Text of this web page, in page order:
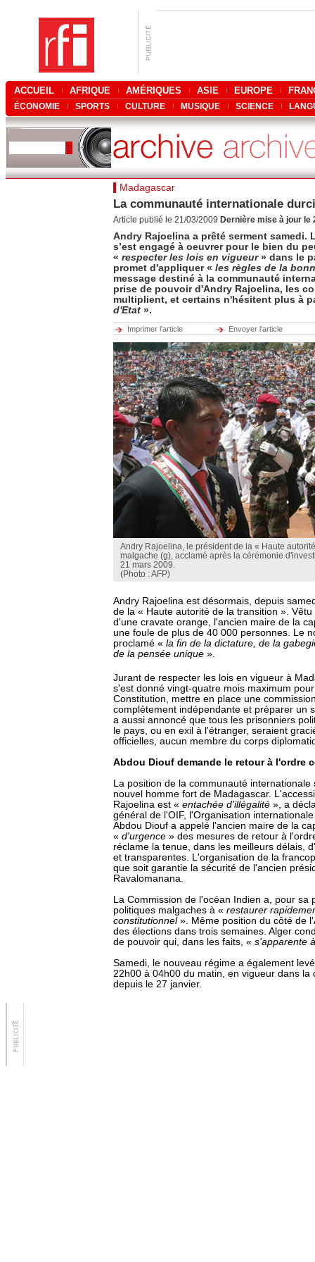
ACCUEIL AFRIQUE AMÉRIQUES ASIE EUROPE
ÉCONOMIE SPORTS CULTURE MUSIQUE SCIENCE
Madagascar
La communauté internationale
Article publié le 21/03/2009 Dernière mise à jour le
Andry Rajoelina a prêté serment samedi.
s’est engagé à oeuvrer pour le bien du
« respecter les lois en vigueur » dans le
promet d'appliquer « les règles de la
message destiné à la communauté
prise de pouvoir d'Andry Rajoelina, les
multiplient, et certains n'hésitent plus à
d'Etat ».
Imprimer l'article Envoyer l'article
Andry Rajoelina, le président de la « Haute
malgache (g), acclamé après la cérémonie
21 mars 2009.
(Photo : AFP)
Andry Rajoelina est désormais, depuis
de la « Haute autorité de la transition ».
d'une cravate orange, l'ancien maire de la
une foule de plus de 40 000 personnes. Le
proclamé « la fin de la dictature, de la
de la pensée unique ».
Jurant de respecter les lois en vigueur à
s'est donné vingt-quatre mois maximum
Constitution, mettre en place une
complètement indépendante et préparer un
a aussi annoncé que tous les prisonniers
le pays, ou en exil à l'étranger, seraient
officielles, aucun membre du corps
Abdou Diouf demande le retour à l'ordre
La position de la communauté internationale
nouvel homme fort de Madagascar.
Rajoelina est « entachée d'illégalité », a
général de l'OIF, l'Organisation
Abdou Diouf a appelé l'ancien maire de la
« d'urgence » des mesures de retour à
réclame la tenue, dans les meilleurs délais,
et transparentes. L'organisation de la
que soit garantie la sécurité de l'ancien
Ravalomanana.
La Commission de l'océan Indien a, pour sa
politiques malgaches à « restaurer
constitutionnel ». Même position du côté de
des élections dans trois semaines. Alger
de pouvoir qui, dans les faits, « s'apparente
Samedi, le nouveau régime a également
22h00 à 04h00 du matin, en vigueur dans la
depuis le 27 janvier.